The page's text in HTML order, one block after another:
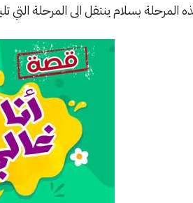
المرحلة بسلام ينتقل الى المرحلة التي